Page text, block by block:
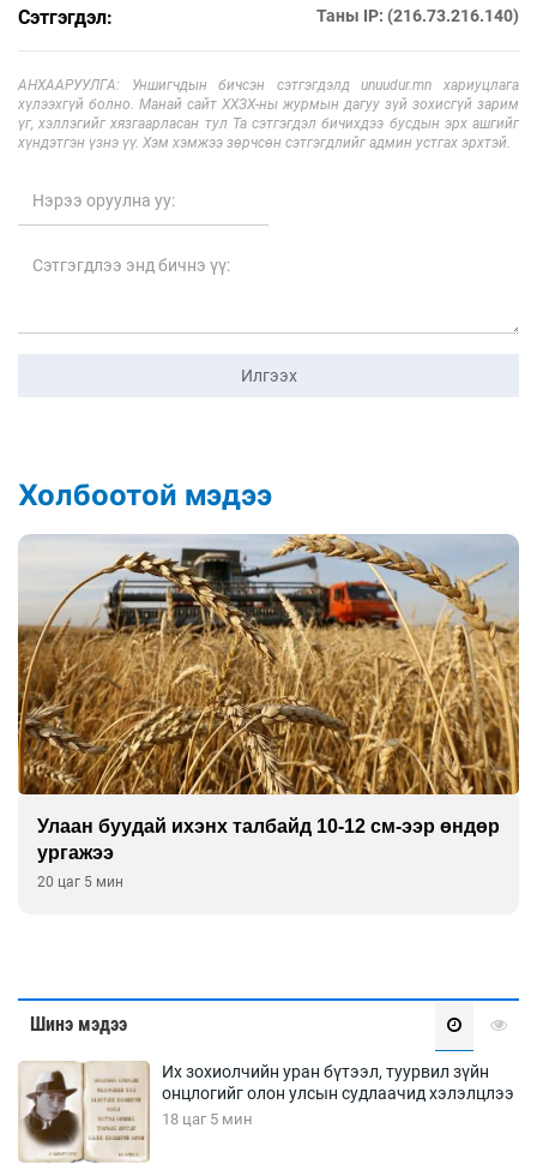
Сэтгэгдэл: Таны IP: (216.73.216.140)
АНХААРУУЛГА: Уншигчдын бичсэн сэтгэгдэлд unuudur.mn хариуцлага
хүлээхгүй болно. Манай сайт ХХЗХ-ны журмын дагуу зүй зохисгүй зарим
үг, хэллэгийг хязгаарласан тул Та сэтгэгдэл бичихдээ бусдын эрх ашгийг
хүндэтгэн үзнэ үү. Хэм хэмжээ зөрчсөн сэтгэгдлийг админ устгах эрхтэй.
Илгээх
Холбоотой мэдээ
Хиймэл оюун хяналтаас гарч байна
21 цаг 5 мин
Шинэ мэдээ
Их зохиолчийн уран бүтээл, туурвил зүйн
онцлогийг олон улсын судлаачид хэлэлцлээ
18 цаг 5 мин